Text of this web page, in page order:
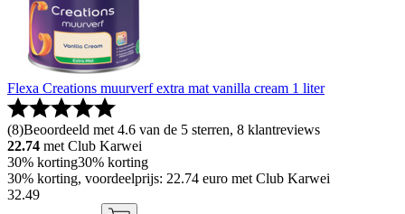
Flexa Creations muurverf extra mat vanilla cream 1 liter
(8)Beoordeeld met 4.6 van de 5 sterren, 8 klantreviews
22.74 met Club Karwei
30% korting30% korting
30% korting, voordeelprijs: 22.74 euro met Club Karwei
32.49